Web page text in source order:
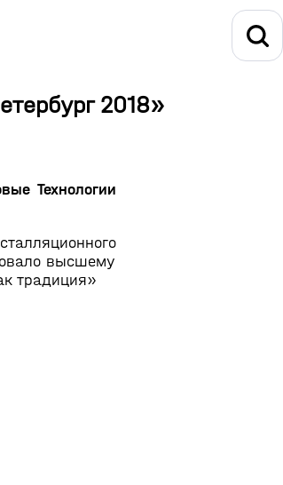
2018»
Технологии
высшему
традиция»